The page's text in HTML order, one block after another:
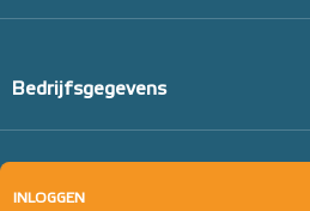
Bedrijfsgegevens
INLOGGEN